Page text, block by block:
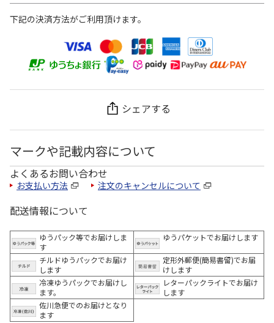
下記の決済方法がご利用頂けます。
シェアする
マークや記載内容について
よくあるお問い合わせ
お支払い方法 注文のキャンセルについて
配送情報について
ゆうパック等でお届けしま
す
ゆうパケットでお届けします
チルドゆうパックでお届け
します
定形外郵便(簡易書留)でお届
けします
冷凍ゆうパックでお届けし
ます。
レターパックライトでお届け
します
佐川急便でのお届けとなり
ます